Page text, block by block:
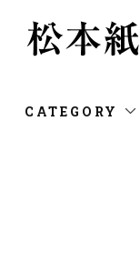
CATEGORY